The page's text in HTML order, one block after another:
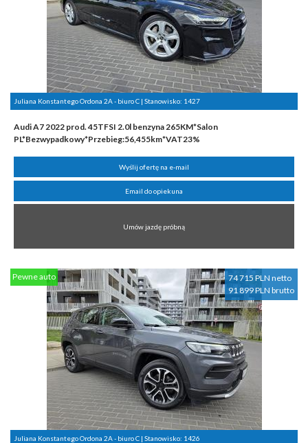
Juliana Konstantego Ordona 2A - biuro C | Stanowisko: 1427
Audi A7 2022 prod. 45TFSI 2.0l benzyna 265KM*Salon
PL*Bezwypadkowy*Przebieg:56,455km*VAT23%
Wyślij ofertę na e-mail
Email do opiekuna
Umów jazdę próbną
74 715 PLN netto
91 899 PLN brutto
Pewne auto
Juliana Konstantego Ordona 2A - biuro C | Stanowisko: 1426